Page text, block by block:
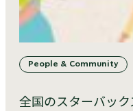
People & Community
全国のスターバッ